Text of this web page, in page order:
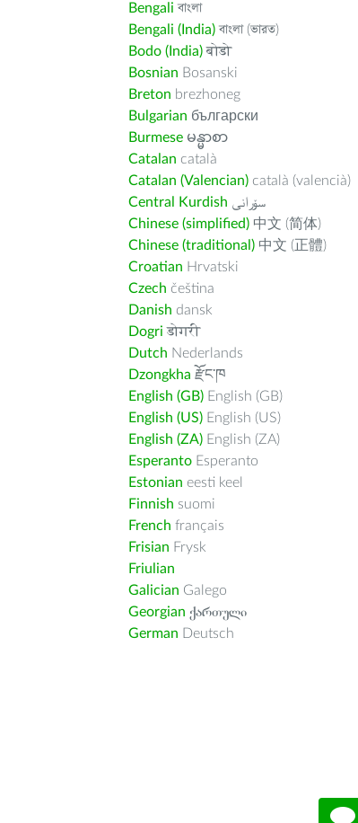
Bengali বাংলা
Bengali (India) বাংলা (ভারত)
Bodo (India)बोडो
Bosnian Bosanski
Breton brezhoneg
Bulgarian български
Burmese မန္မာစာ
Catalan català
Catalan (Valencian) català (valencià)
Central Kurdish سۆرانی
Chinese (simplified) 中文 (简体)
Chinese (traditional) 中文 (正體)
Croatian Hrvatski
Czech čeština
Danish dansk
Dogri डोगरी
Dutch Nederlands
Dzongkha རྫོང་ཁ
English (GB) English (GB)
English (US) English (US)
English (ZA) English (ZA)
Esperanto Esperanto
Estonian eesti keel
Finnish suomi
French français
Frisian Frysk
Friulian
Galician Galego
Georgian ქართული
German Deutsch